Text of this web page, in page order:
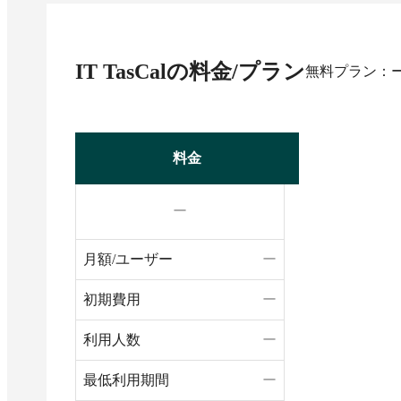
IT TasCalの料金/プラン無料プラン：
料金
ー
月額/ユーザー ー
初期費用 ー
利用人数 ー
最低利用期間 ー